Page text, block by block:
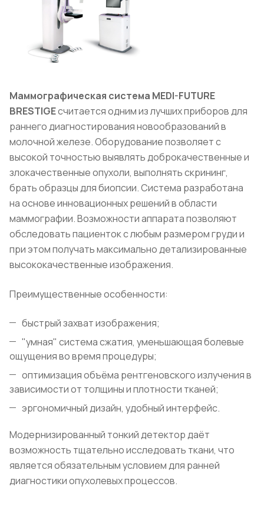
Маммографическая система MEDI-FUTURE
BRESTIGEсчитается одним из лучших приборов для
раннего диагностирования новообразований в
молочной железе. Оборудование позволяет с
высокой точностью выявлять доброкачественные и
злокачественные опухоли, выполнять скрининг,
брать образцы для биопсии. Система разработана
на основе инновационных решений в области
маммографии. Возможности аппарата позволяют
обследовать пациенток с любым размером груди и
при этом получать максимально детализированные
высококачественные изображения.
Преимущественные особенности:
быстрый захват изображения;
"умная" система сжатия, уменьшающая болевые
ощущения во время процедуры;
оптимизация объёма рентгеновского излучения в
зависимости от толщины и плотности тканей;
эргономичный дизайн, удобный интерфейс.
Модернизированный тонкий детектор даёт
возможность тщательно исследовать ткани, что
является обязательным условием для ранней
диагностики опухолевых процессов.